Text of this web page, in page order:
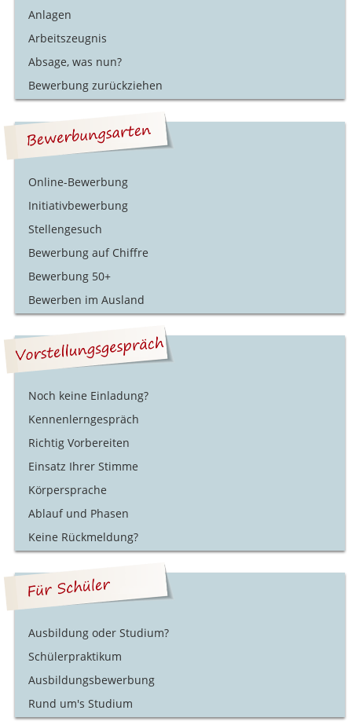
Anlagen
Arbeitszeugnis
Absage, was nun?
Bewerbung zurückziehen
Online-Bewerbung
Initiativbewerbung
Stellengesuch
Bewerbung auf Chiffre
Bewerbung 50+
Bewerben im Ausland
Noch keine Einladung?
Kennenlerngespräch
Richtig Vorbereiten
Einsatz Ihrer Stimme
Körpersprache
Ablauf und Phasen
Keine Rückmeldung?
Ausbildung oder Studium?
Schülerpraktikum
Ausbildungsbewerbung
Rund um's Studium